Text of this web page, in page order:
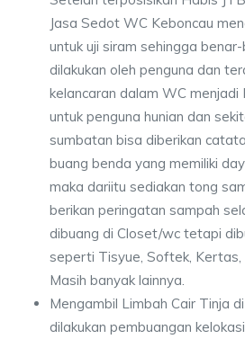
Jasa Sedot WC Keboncau
untuk uji siram sehingga
dilakukan oleh penguna dan
kelancaran dalam WC menjadi
untuk penguna hunian dan
sumbatan bisa diberikan
buang benda yang memiliki
maka dariitu sediakan tong
berikan peringatan sampah
dibuang di Closet/wc tetapi
seperti Tisyue, Softek, Kertas,
Masih banyak lainnya.
Mengambil Limbah Cair Tinja
dilakukan pembuangan